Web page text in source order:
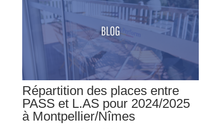
Répartition des places entre
PASS et L.AS pour 2024/2025
à Montpellier/Nîmes